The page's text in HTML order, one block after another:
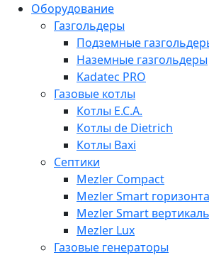
Оборудование
Газгольдеры
Подземные
Наземные газгольдеры
Kadatec PRO
Газовые котлы
Котлы E.C.A.
Котлы de Dietrich
Котлы Baxi
Септики
Mezler Compact
Mezler Smart
Mezler Smart
Mezler Lux
Газовые генераторы